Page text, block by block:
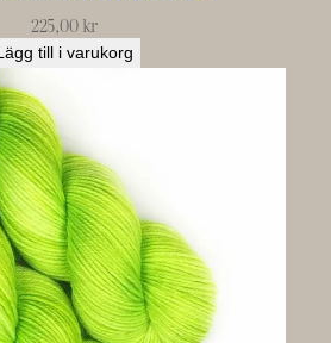
225,00kr
till i varukorg